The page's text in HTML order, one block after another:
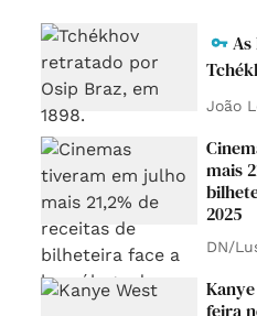
João
mais
2025
DN/
feira